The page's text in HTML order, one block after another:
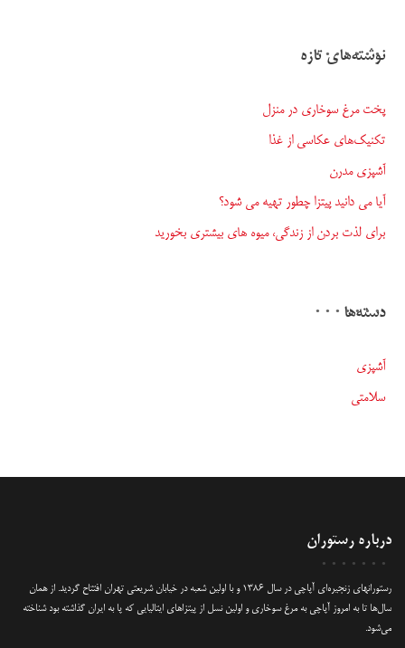
نوشته‌های تازه
پخت مرغ سوخاری در منزل
تکنیک‌های عکاسی از غذا
آشپزی مدرن
آیا می دانید پیتزا چطور تهیه می شود؟
برای لذت بردن از زندگی، میوه های بیشتری بخورید
دسته‌ها
آشپزی
سلامتی
درباره رستوران
رستورانهای زنجیره‌ای آپاچی در سال 1386 و با اولین شعبه در خیابان شریعتی تهران افتتاح گردید. از همان
سال‌ها تا به امروز آپاچی به مرغ سوخاری و اولین نسل از پیتزاهای ایتالیایی که پا به ایران گذاشته بود شناخته
می‌شود.